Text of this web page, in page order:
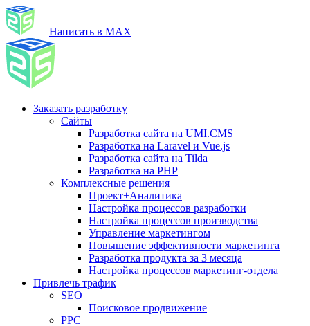
Написать в MAX
Заказать разработку
Сайты
Разработка сайта на UMI.CMS
Разработка на Laravel и Vue.js
Разработка сайта на Tilda
Разработка на PHP
Комплексные решения
Проект+Аналитика
Настройка процессов разработки
Настройка процессов производства
Управление маркетингом
Повышение эффективности маркетинга
Разработка продукта за 3 месяца
Настройка процессов маркетинг-отдела
Привлечь трафик
SEO
Поисковое продвижение
PPC